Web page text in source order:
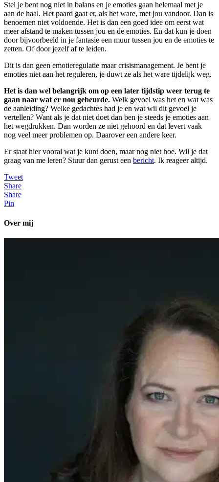
Stel je bent nog niet in balans en je emoties gaan helemaal met je
aan de haal. Het paard gaat er, als het ware, met jou vandoor. Dan is
benoemen niet voldoende. Het is dan een goed idee om eerst wat
meer afstand te maken tussen jou en de emoties. En dat kun je doen
door bijvoorbeeld in je fantasie een muur tussen jou en de emoties te
zetten. Of door jezelf af te leiden.
Dit is dan geen emotieregulatie maar crisismanagement. Je bent je
emoties niet aan het reguleren, je duwt ze als het ware tijdelijk weg.
Het is dan wel belangrijk om op een later tijdstip weer terug te
gaan naar wat er nou gebeurde. Welk gevoel was het en wat was
de aanleiding? Welke gedachtes had je en wat wil dit gevoel je
vertellen? Want als je dat niet doet dan ben je steeds je emoties aan
het wegdrukken. Dan worden ze niet gehoord en dat levert vaak
nog veel meer problemen op. Daarover een andere keer.
Er staat hier vooral wat je kunt doen, maar nog niet hoe. Wil je dat
graag van me leren? Stuur dan gerust een bericht. Ik reageer altijd.
Tweet
Share
Share
Pin
Over mij